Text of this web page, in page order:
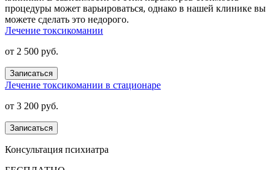
процедуры может варьироваться, однако в нашей клинике вы
можете сделать это недорого.
Лечение токсикомании
от 2 500 руб.
Записаться
Лечение токсикомании в стационаре
от 3 200 руб.
Записаться
Консультация психиатра